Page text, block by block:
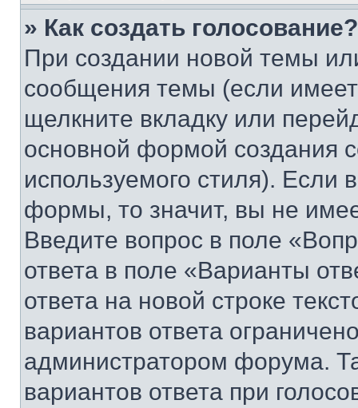
» Как создать голосование?
При создании новой темы
сообщения темы (если
щелкните вкладку или
основной формой создания
используемого стиля). Если
формы, то значит, вы не
Введите вопрос в поле
ответа в поле «Варианты
ответа на новой строке
вариантов ответа
администратором форума.
вариантов ответа при